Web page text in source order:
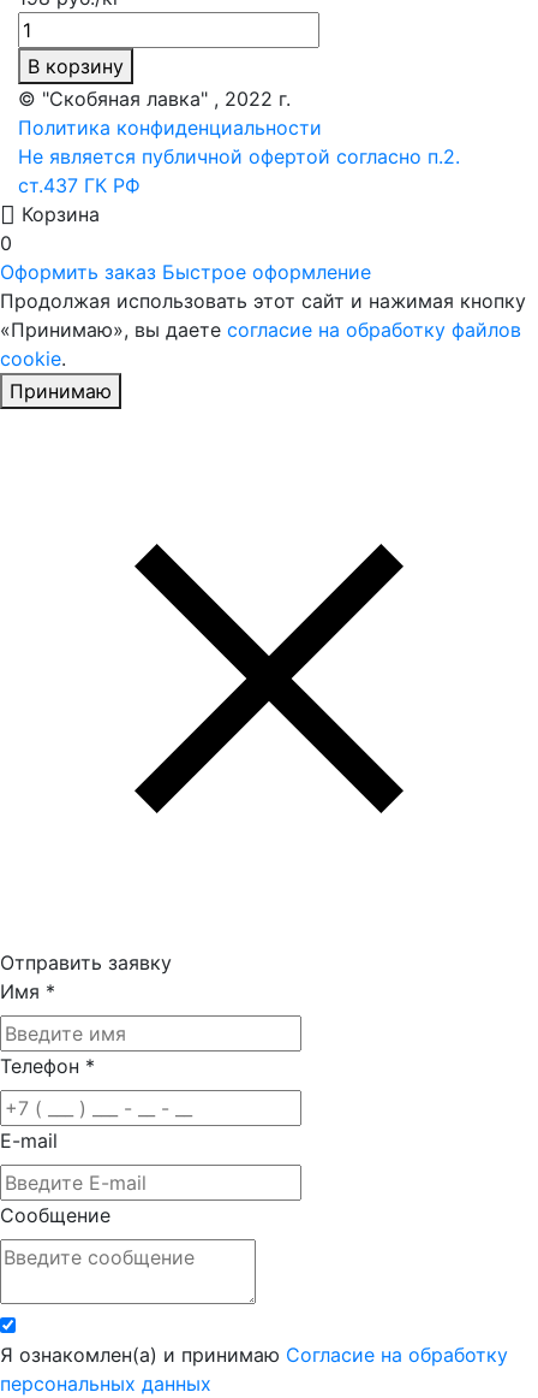
В корзину
© "Скобяная лавка" , 2022 г.
Политика конфиденциальности
Не является публичной офертой согласно п.2.
ст.437 ГК РФ
Корзина
0
Оформить заказ Быстрое оформление
Продолжая использовать этот сайт и нажимая кнопку
«Принимаю», вы даете согласие на обработку файлов
cookie.
Принимаю
Отправить заявку
Имя *
Телефон *
E-mail
Сообщение
Я ознакомлен(а) и принимаю Согласие на обработку
персональных данных